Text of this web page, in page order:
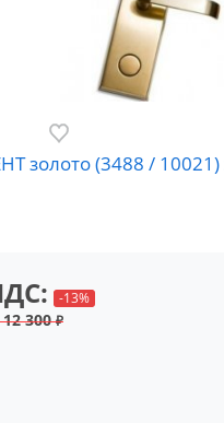
золото (3488 /
-13%
12 300₽